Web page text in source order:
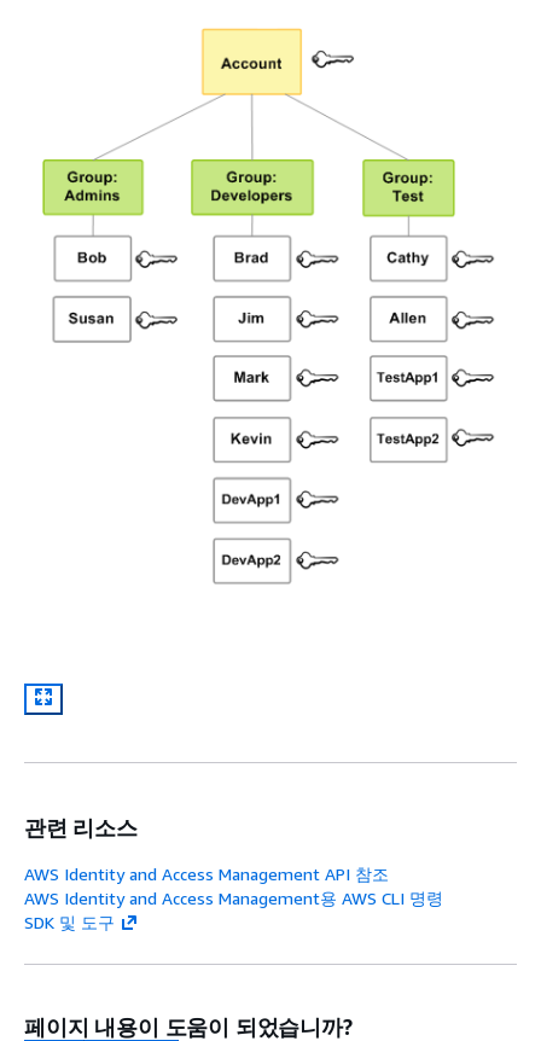
관련 리소스
AWS Identity and Access Management API 참조
AWS Identity and Access Management용 AWS CLI 명령
SDK 및 도구
페이지 내용이 도움이 되었습니까?